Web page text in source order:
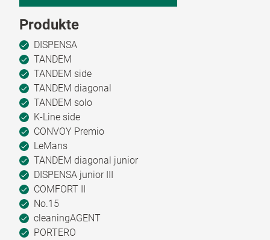
Produkte
DISPENSA
TANDEM
TANDEM side
TANDEM diagonal
TANDEM solo
K-Line side
CONVOY Premio
LeMans
TANDEM diagonal junior
DISPENSA junior III
COMFORT II
No.15
cleaningAGENT
PORTERO